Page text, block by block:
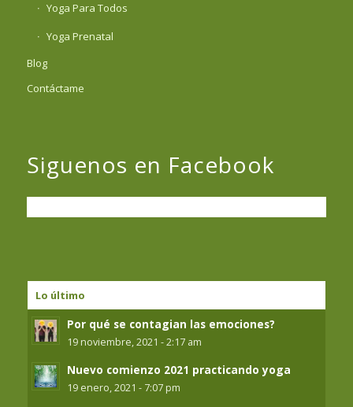
Yoga Para Todos
Yoga Prenatal
Blog
Contáctame
Siguenos en Facebook
Lo último
Por qué se contagian las emociones?
19 noviembre, 2021 - 2:17 am
Nuevo comienzo 2021 practicando yoga
19 enero, 2021 - 7:07 pm